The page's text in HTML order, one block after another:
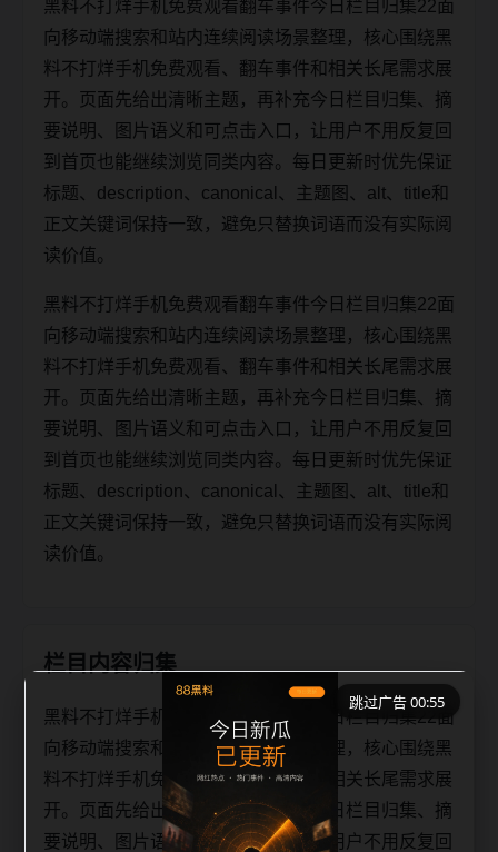
黑料不打烊手机免费观看翻车事件今日栏目归集22面
向移动端搜索和站内连续阅读场景整理，核心围绕黑
料不打烊手机免费观看、翻车事件和相关长尾需求展
开。页面先给出清晰主题，再补充今日栏目归集、摘
要说明、图片语义和可点击入口，让用户不用反复回
到首页也能继续浏览同类内容。每日更新时优先保证
标题、description、canonical、主题图、alt、title和
正文关键词保持一致，避免只替换词语而没有实际阅
读价值。
黑料不打烊手机免费观看翻车事件今日栏目归集22面
向移动端搜索和站内连续阅读场景整理，核心围绕黑
料不打烊手机免费观看、翻车事件和相关长尾需求展
开。页面先给出清晰主题，再补充今日栏目归集、摘
要说明、图片语义和可点击入口，让用户不用反复回
到首页也能继续浏览同类内容。每日更新时优先保证
标题、description、canonical、主题图、alt、title和
正文关键词保持一致，避免只替换词语而没有实际阅
读价值。
栏目内容归集
黑料不打烊手机免费观看翻车事件今日栏目归集22面
向移动端搜索和站内连续阅读场景整理，核心围绕黑
料不打烊手机免费观看、翻车事件和相关长尾需求展
开。页面先给出清晰主题，再补充今日栏目归集、摘
要说明、图片语义和可点击入口，让用户不用反复回
跳过广告 00:55